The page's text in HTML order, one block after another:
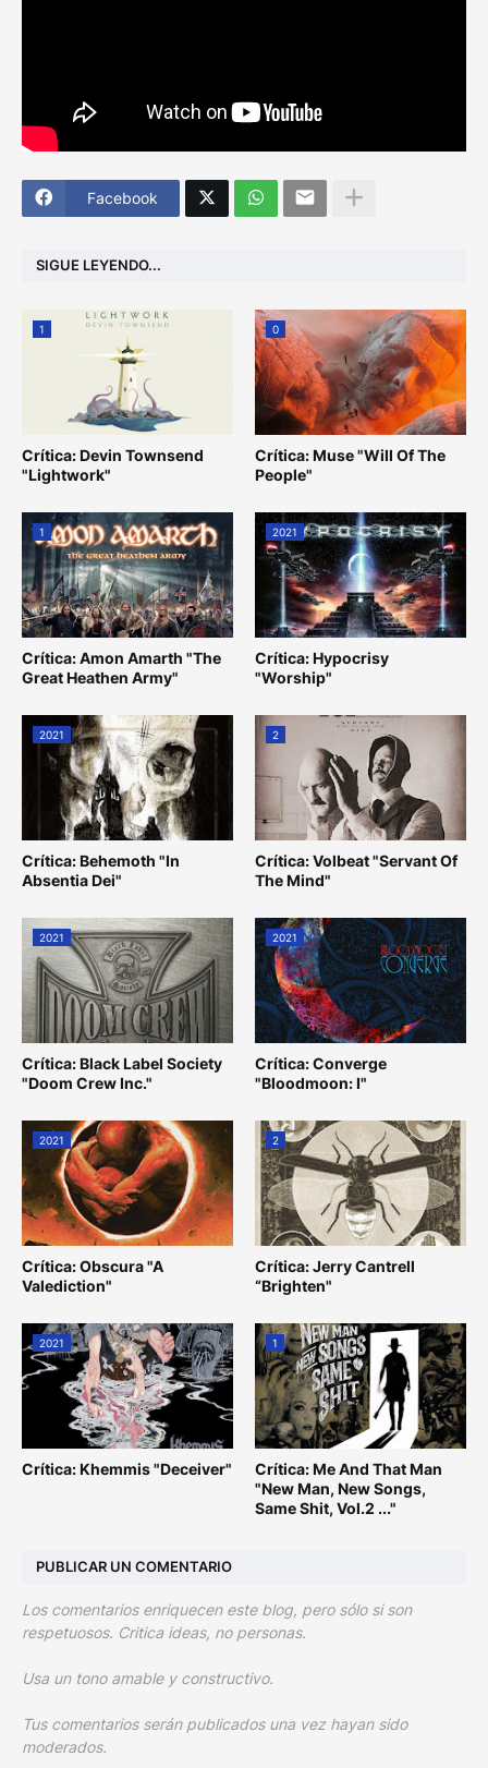
Facebook
SIGUE LEYENDO...
1
Crítica: Devin Townsend
"Lightwork"
0
Crítica: Muse "Will Of The
People"
1
Crítica: Amon Amarth "The
Great Heathen Army"
2021
Crítica: Hypocrisy
"Worship"
2021
Crítica: Behemoth "In
Absentia Dei"
2
Crítica: Volbeat "Servant Of
The Mind"
2021
Crítica: Black Label Society
"Doom Crew Inc."
2021
Crítica: Converge
"Bloodmoon: I"
2021
Crítica: Obscura "A
Valediction"
2
Crítica: Jerry Cantrell
“Brighten"
2021
Crítica: Khemmis "Deceiver"
1
Crítica: Me And That Man
"New Man, New Songs,
Same Shit, Vol.2 ..."
PUBLICAR UN COMENTARIO
Los comentarios enriquecen este blog, pero sólo si son
respetuosos. Critica ideas, no personas.
Usa un tono amable y constructivo.
Tus comentarios serán publicados una vez hayan sido
moderados.